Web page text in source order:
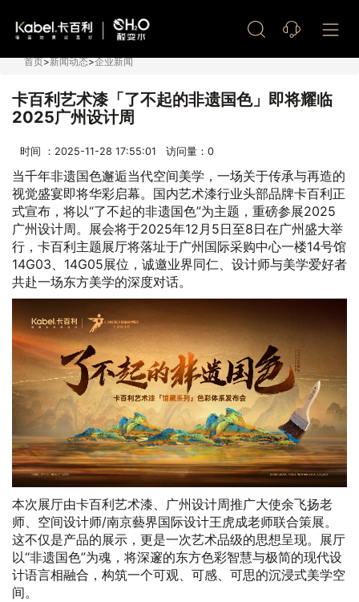
首页>新闻动态>企业新闻
卡百利艺术漆「了不起的非遗国色」即将耀临
2025广州设计周
时间 ：2025-11-28 17:55:01 访问量： 0
当千年非遗国色邂逅当代空间美学，一场关于传承与再造的
视觉盛宴即将华彩启幕。国内艺术漆行业头部品牌卡百利正
式宣布，将以“了不起的非遗国色”为主题，重磅参展2025
广州设计周。展会将于2025年12月5日至8日在广州盛大举
行，卡百利主题展厅将落址于广州国际采购中心一楼14号馆
14G03、14G05展位，诚邀业界同仁、设计师与美学爱好者
共赴一场东方美学的深度对话。
本次展厅由卡百利艺术漆、广州设计周推广大使余飞扬老
师、空间设计师/南京藝界国际设计王虎成老师联合策展。
这不仅是产品的展示，更是一次艺术品级的思想呈现。展厅
以“非遗国色”为魂，将深邃的东方色彩智慧与极简的现代设
计语言相融合，构筑一个可观、可感、可思的沉浸式美学空
间。